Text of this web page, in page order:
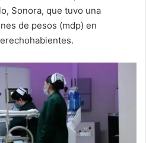
Sonora, que tuvo una
de pesos (mdp) en